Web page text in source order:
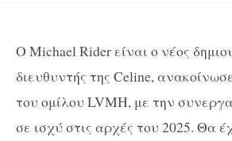
O Michael Rider είναι ο νέος
διευθυντής της Celine,
του ομίλου LVMH, με την
σε ισχύ στις αρχές του 2025. Θα